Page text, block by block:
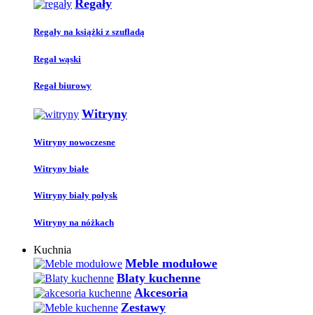
Regały
Regały na książki z szufladą
Regał wąski
Regał biurowy
Witryny
Witryny nowoczesne
Witryny białe
Witryny biały połysk
Witryny na nóżkach
Kuchnia
Meble modułowe
Blaty kuchenne
Akcesoria
Zestawy